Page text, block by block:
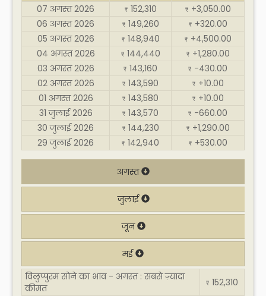
07 अगस्त 2026
₹ 152,310 ₹ +3,050.00
06 अगस्त 2026
₹ 149,260 ₹ +320.00
05 अगस्त 2026
₹ 148,940 ₹ +4,500.00
04 अगस्त 2026
₹ 144,440 ₹ +1,280.00
03 अगस्त 2026
₹ 143,160 ₹ -430.00
02 अगस्त 2026
₹ 143,590 ₹ +10.00
01 अगस्त 2026
₹ 143,580 ₹ +10.00
31 जुलाई 2026
₹ 143,570 ₹ -660.00
30 जुलाई 2026
₹ 144,230 ₹ +1,290.00
29 जुलाई 2026
₹ 142,940 ₹ +530.00
अगस्त
जुलाई
जून
मई
विलुप्पुरम सोने का भाव - अगस्त : सबसे ज़्यादा
कीमत
₹ 152,310